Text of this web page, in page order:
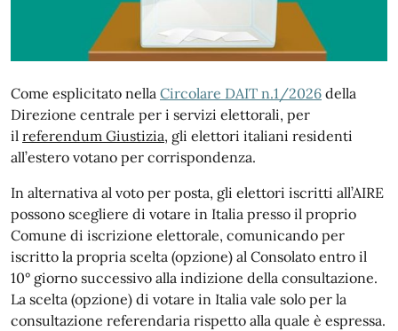
Come esplicitato nella Circolare DAIT n.1/2026 della
Direzione centrale per i servizi elettorali, per
il referendum Giustizia, gli elettori italiani residenti
all’estero votano per corrispondenza.
In alternativa al voto per posta, gli elettori iscritti all’AIRE
possono scegliere di votare in Italia presso il proprio
Comune di iscrizione elettorale, comunicando per
iscritto la propria scelta (opzione) al Consolato entro il
10° giorno successivo alla indizione della consultazione.
La scelta (opzione) di votare in Italia vale solo per la
consultazione referendaria rispetto alla quale è espressa.